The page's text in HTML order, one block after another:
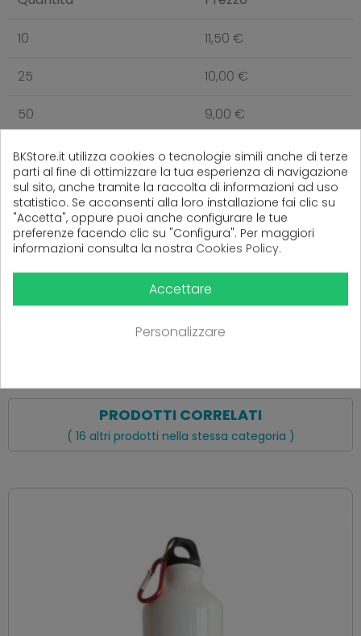
10 11,50 €
25 10,00 €
50 9,00 €
(0Recensioni)
Ancora nessuna recensione da parte degli utenti.
PRODOTTI CORRELATI
( 16 altri prodotti nella stessa categoria )
BKStore.it utilizza cookies o tecnologie simili anche di terze
parti al fine di ottimizzare la tua esperienza di navigazione
sul sito, anche tramite la raccolta di informazioni ad uso
statistico. Se acconsenti alla loro installazione fai clic su
"Accetta", oppure puoi anche configurare le tue
preferenze facendo clic su "Configura". Per maggiori
informazioni consulta la nostra Cookies Policy.
Accettare
Personalizzare